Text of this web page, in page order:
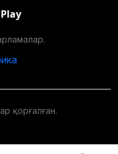
қорғалған.